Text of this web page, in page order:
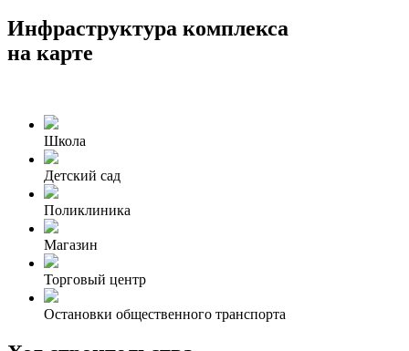
Инфраструктура комплекса
на карте
Школа
Детский сад
Поликлиника
Магазин
Торговый центр
Остановки общественного транспорта